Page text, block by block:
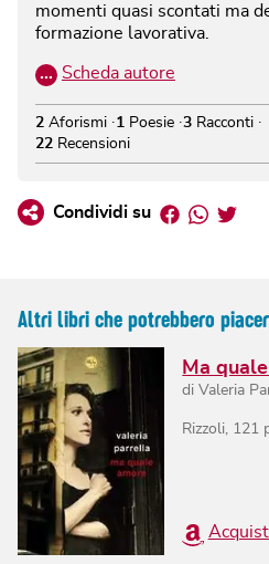
momenti quasi scontati ma
formazione lavorativa.
… Scheda autore
2 Aforismi 1 Poesie 3 Racconti
22 Recensioni
Condividi su Facebook
Altri libri che potrebbero
Ma
diValeria
Rizzoli, 121